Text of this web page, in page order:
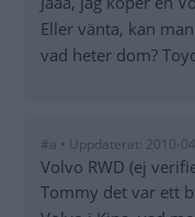
Eller vänta, kan
vad heter dom?
#a • Uppdaterat: 2010-
Volvo RWD (ej
Tommy det var ett